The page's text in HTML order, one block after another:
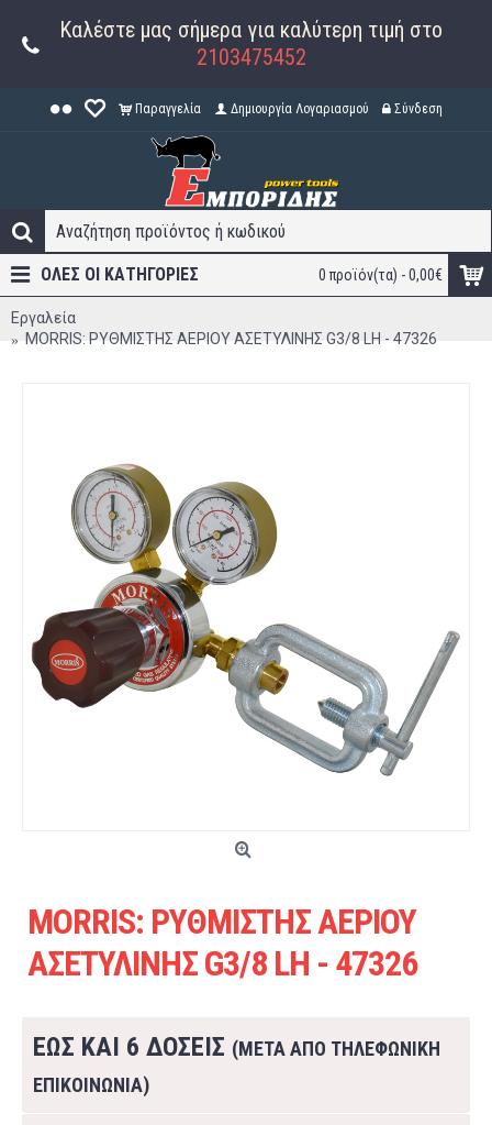
Καλέστε μας σήμερα για καλύτερη τιμή στο
2103475452
Παραγγελία Δημιουργία Λογαριασμού Σύνδεση
0 προϊόν(τα) - 0,00€
ΟΛΕΣ ΟΙ ΚΑΤΗΓΟΡΊΕΣ
Εργαλεία
MORRIS: ΡΥΘΜΙΣΤΗΣ ΑΕΡΙΟΥ ΑΣΕΤΥΛΙΝΗΣ G3/8 LH - 47326
MORRIS: ΡΥΘΜΙΣΤΗΣ ΑΕΡΙΟΥ
ΑΣΕΤΥΛΙΝΗΣ G3/8 LH - 47326
ΕΩΣ ΚΑΙ 6 ΔΟΣΕΙΣ (ΜΕΤΑ ΑΠΟ ΤΗΛΕΦΩΝΙΚΗ
ΕΠΙΚΟΙΝΩΝΙΑ)